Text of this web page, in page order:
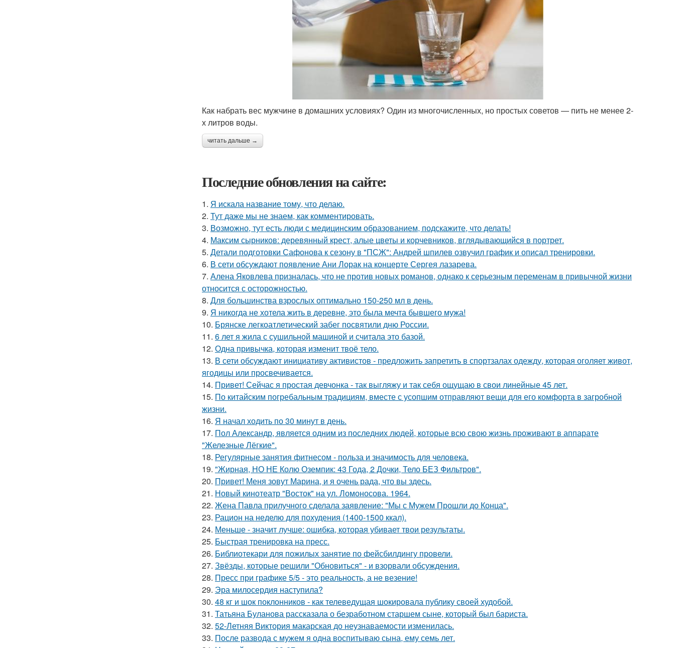
Как набрать вес мужчине в домашних условиях? Один из многочисленных, но простых советов — пить не менее 2-
х литров воды.
читать дальше →
Последние обновления на сайте:
1. Я искала название тому, что делаю.
2. Тут даже мы не знаем, как комментировать.
3. Возможно, тут есть люди с медицинским образованием, подскажите, что делать!
4. Максим сырников: деревянный крест, алые цветы и корчевников, вглядывающийся в портрет.
5. Детали подготовки Сафонова к сезону в "ПСЖ": Андрей шпилев озвучил график и описал тренировки.
6. В сети обсуждают появление Ани Лорак на концерте Сергея лазарева.
7. Алена Яковлева призналась, что не против новых романов, однако к серьезным переменам в привычной жизни
относится с осторожностью.
8. Для большинства взрослых оптимально 150-250 мл в день.
9. Я никогда не хотела жить в деревне, это была мечта бывшего мужа!
10. Брянске легкоатлетический забег посвятили дню России.
11. 6 лет я жила с сушильной машиной и считала это базой.
12. Одна привычка, которая изменит твоё тело.
13. В сети обсуждают инициативу активистов - предложить запретить в спортзалах одежду, которая оголяет живот,
ягодицы или просвечивается.
14. Привет! Сейчас я простая девчонка - так выгляжу и так себя ощущаю в свои линейные 45 лет.
15. По китайским погребальным традициям, вместе с усопшим отправляют вещи для его комфорта в загробной
жизни.
16. Я начал ходить по 30 минут в день.
17. Пол Александр, является одним из последних людей, которые всю свою жизнь проживают в аппарате
"Железные Лёгкие".
18. Регулярные занятия фитнесом - польза и значимость для человека.
19. "Жирная, НО НЕ Колю Оземпик: 43 Года, 2 Дочки, Тело БЕЗ Фильтров".
20. Привет! Меня зовут Марина, и я очень рада, что вы здесь.
21. Новый кинотеатр "Восток" на ул. Ломоносова. 1964.
22. Жена Павла прилучного сделала заявление: "Мы с Мужем Прошли до Конца".
23. Рацион на неделю для похудения (1400-1500 ккал).
24. Меньше - значит лучше: ошибка, которая убивает твои результаты.
25. Быстрая тренировка на пресс.
26. Библиотекари для пожилых занятие по фейсбилдингу провели.
27. Звёзды, которые решили "Обновиться" - и взорвали обсуждения.
28. Пресс при графике 5/5 - это реальность, а не везение!
29. Эра милосердия наступила?
30. 48 кг и шок поклонников - как телеведущая шокировала публику своей худобой.
31. Татьяна Буланова рассказала о безработном старшем сыне, который был бариста.
32. 52-Летняя Виктория макарская до неузнаваемости изменилась.
33. После развода с мужем я одна воспитываю сына, ему семь лет.